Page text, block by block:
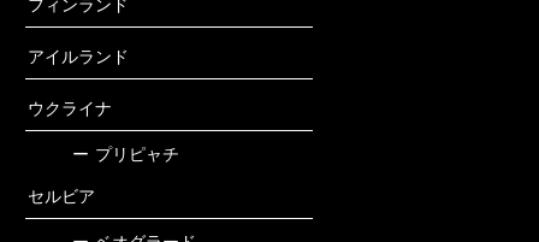
フィンランド
アイルランド
ウクライナ
ー プリピャチ
セルビア